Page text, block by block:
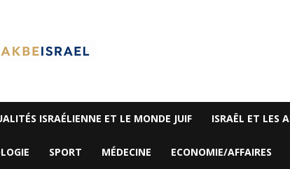
ISRAÉLIENNE ET LE MONDE JUIF ISRAËL ET LES
SPORT MÉDECINE ECONOMIE/AFFAIRES